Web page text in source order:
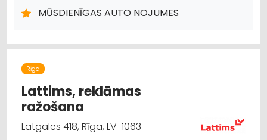
BŪVMATERIĀLU, BŪVKONSTRUKCIJU TIRDZNIECĪBA
MŪSDIENĪGAS AUTO NOJUMES
Rīga
Lattims, reklāmas
ražošana
Latgales 418, Rīga, LV-1063